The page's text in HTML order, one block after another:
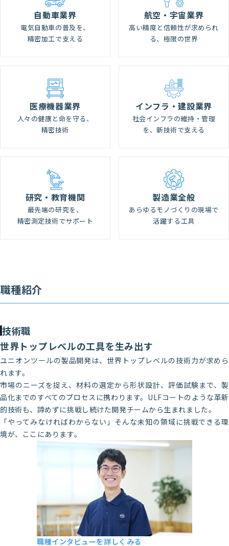
自動車業界
電気自動車の普及を、
精密加工で支える
航空・宇宙業界
高い精度と信頼性が求められ
る、極限の世界
医療機器業界
人々の健康と命を守る、
精密技術
インフラ・建設業界
社会インフラの維持・管理
を、新技術で支える
研究・教育機関
最先端の研究を、
精密測定技術でサポート
製造業全般
あらゆるモノづくりの現場で
活躍する工具
職種紹介
技術職
世界トップレベルの工具を生み出す
ユニオンツールの製品開発は、世界トップレベルの技術力が求めら
れます。
市場のニーズを捉え、材料の選定から形状設計、評価試験まで、製
品化までのすべてのプロセスに携わります。ULFコートのような革新
的技術も、諦めずに挑戦し続けた開発チームから生まれました。
「やってみなければわからない」そんな未知の領域に挑戦できる環
境が、ここにあります。
職種インタビューを詳しくみる